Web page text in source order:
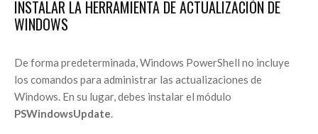
INSTALAR LA HERRAMIENTA DE ACTUALIZACIÓN DE
WINDOWS
De forma predeterminada, Windows PowerShell no incluye
los comandos para administrar las actualizaciones de
Windows. En su lugar, debes instalar el módulo
PSWindowsUpdate.